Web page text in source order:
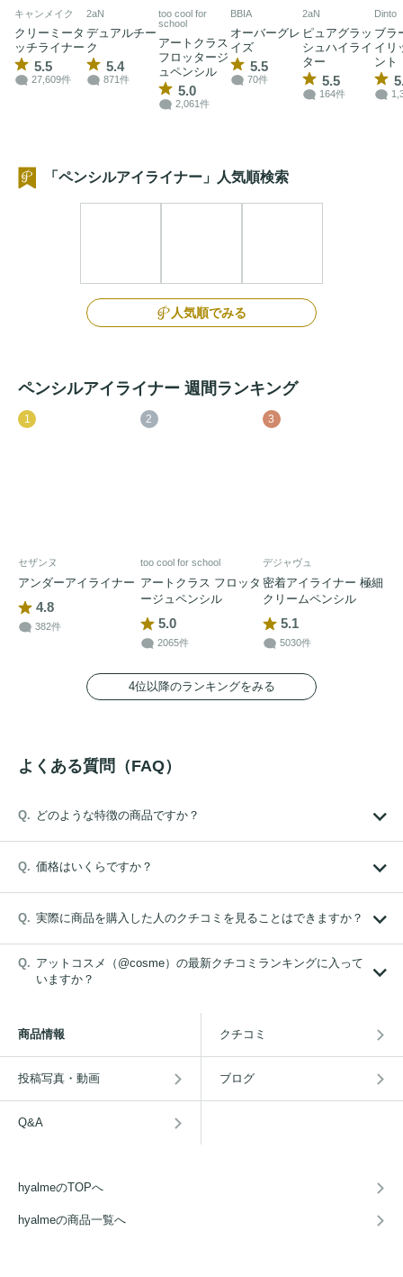
キャンメイク
クリーミータ
ッチライナー
5.5
27,609件
2aN
デュアルチー
ク
5.4
871件
too cool for
school
アートクラス
フロッタージ
ュペンシル
5.0
2,061件
BBIA
オーバーグレ
イズ
5.5
70件
2aN
ピュアグラッ
シュハイライ
ター
5.5
164件
Dinto
ブラ
イリ
ント
「ペンシルアイライナー」人気順検索
人気順でみる
ペンシルアイライナー 週間ランキング
1
セザンヌ
アンダーアイライナー
4.8
382件
2
too cool for school
アートクラス フロッタ
ージュペンシル
5.0
2065件
3
デジャヴュ
密着アイライナー 極細
クリームペンシル
5.1
5030件
4位以降のランキングをみる
よくある質問（FAQ）
どのような特徴の商品ですか？
価格はいくらですか？
実際に商品を購入した人のクチコミを見ることはできますか？
アットコスメ（@cosme）の最新クチコミランキングに入って
いますか？
商品情報 クチコミ
投稿写真・動画 ブログ
Q&A
hyalmeのTOPへ
hyalmeの商品一覧へ